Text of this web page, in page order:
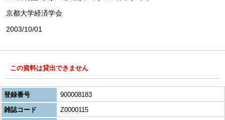
京都大学経済学会
2003/10/01
この資料は貸出できません
登録番号
900008183
雑誌コード
Z0000115